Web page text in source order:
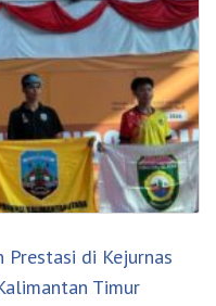
di Kejurnas
Timur